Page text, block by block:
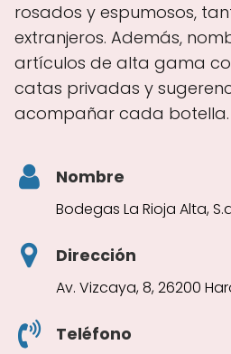
rosados y espumosos,
extranjeros. Además,
artículos de alta gama
catas privadas y
acompañar cada botella.
Nombre
Bodegas La Rioja Alta,
Dirección
Av. Vizcaya, 8, 26200
Teléfono